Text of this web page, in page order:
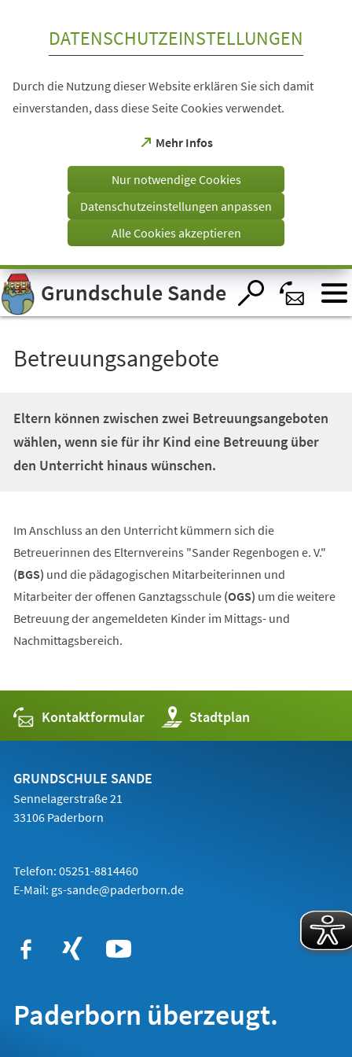
Visuelle
Assistenzsoftware
öffnen.
DATENSCHUTZEINSTELLUNGEN
Durch die Nutzung dieser Website erklären Sie sich damit
einverstanden, dass diese Seite Cookies verwendet.
Mehr Infos
(Öffnet
einem
Tab)
Nur notwendige Cookies
Datenschutzeinstellungen anpassen
Alle Cookies akzeptieren
Grundschule Sande
Betreuungsangebote
Eltern können zwischen zwei Betreuungsangeboten
wählen, wenn sie für ihr Kind eine Betreuung über
den Unterricht hinaus wünschen.
Im Anschluss an den Unterricht kümmern sich die
Betreuerinnen des Elternvereins "Sander Regenbogen e. V."
(BGS) und die pädagogischen Mitarbeiterinnen und
Mitarbeiter der offenen Ganztagsschule (OGS) um die weitere
Betreuung der angemeldeten Kinder im Mittags- und
Nachmittagsbereich.
Kontaktformular Stadtplan
(Öffnet
in
einem
GRUNDSCHULE SANDE
Sennelagerstraße 21
33106 Paderborn
Telefon: 05251-8814460
E-Mail: gs-sande@paderborn.de
Paderborn überzeugt.